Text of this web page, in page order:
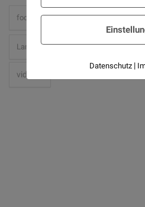
food Gardening hardware
Landscaping light mac
video-2
Datenschutz|